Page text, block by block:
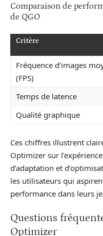
Comparaison de
de QGO
Critère
Fréquence d’images
(FPS)
Temps de latence
Qualité graphique
Ces chiffres illustrent
Optimizer sur
d’adaptation et
les utilisateurs qui
performance dans leurs
Questions
Optimizer